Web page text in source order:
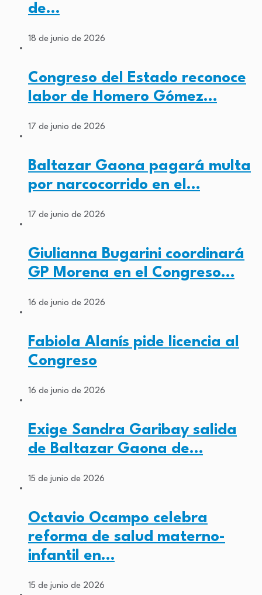
de…
18 de junio de 2026
Congreso del Estado reconoce
labor de Homero Gómez…
17 de junio de 2026
Baltazar Gaona pagará multa
por narcocorrido en el…
17 de junio de 2026
Giulianna Bugarini coordinará
GP Morena en el Congreso…
16 de junio de 2026
Fabiola Alanís pide licencia al
Congreso
16 de junio de 2026
Exige Sandra Garibay salida
de Baltazar Gaona de…
15 de junio de 2026
Octavio Ocampo celebra
reforma de salud materno-
infantil en…
15 de junio de 2026